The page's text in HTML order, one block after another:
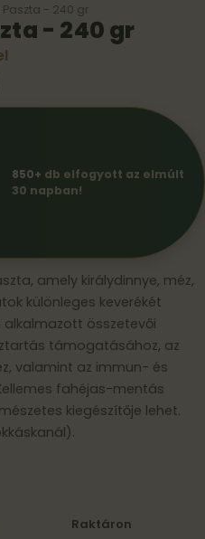
- 240 gr
- 240 gr
850+ db elfogyott az elmúlt
30 napban!
amely királydinnye, méz,
különleges keverékét
összetevői
támogatásához, az
valamint az immun- és
fahéjas-mentás
kiegészítője lehet.
Raktáron